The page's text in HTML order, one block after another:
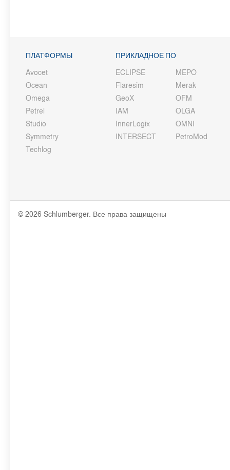
ПЛАТФОРМЫ
Avocet
Ocean
Omega
Petrel
Studio
Symmetry
Techlog
ПРИКЛАДНОЕ ПО
ECLIPSE
Flaresim
GeoX
IAM
InnerLogix
INTERSECT
MEPO
Merak
OFM
OLGA
OMNI
PetroMod
© 2026 Schlumberger. Все права защищены